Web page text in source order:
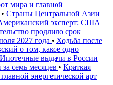
мира и главной
• Страны Центральной Азии
эксперт: США
продлило срок
2027 года • Ходьба после
о том, какое одно
Ипотечные выдачи в России
семь месяцев • Краткая
энергетической арт